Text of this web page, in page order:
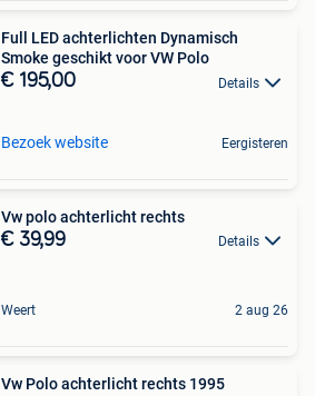
Full LED achterlichten Dynamisch
Smoke geschikt voor VW Polo
€ 195,00 Details
Bezoek website Eergisteren
Vw polo achterlicht rechts
€ 39,99 Details
Weert 2 aug 26
Vw Polo achterlicht rechts 1995